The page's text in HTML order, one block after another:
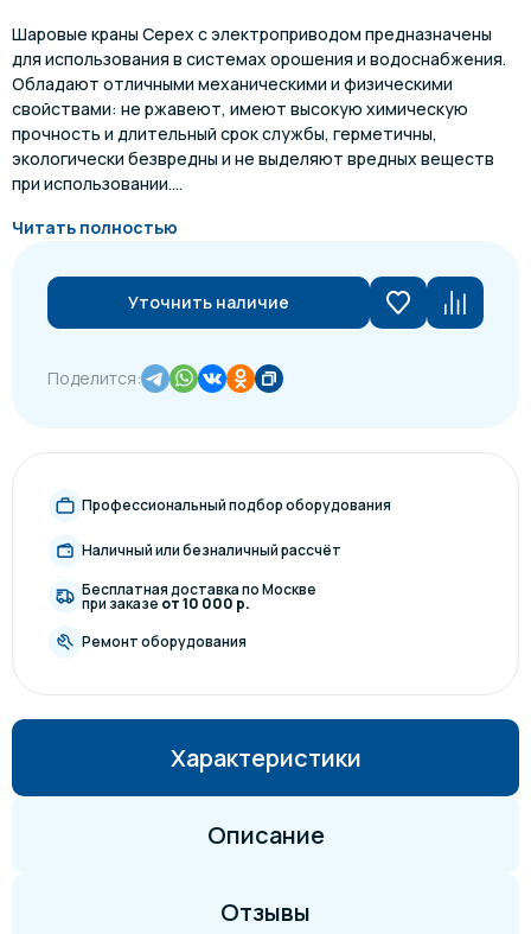
Шаровые краны Cepex с электроприводом предназначены
для использования в системах орошения и водоснабжения.
Обладают отличными механическими и физическими
свойствами: не ржавеют, имеют высокую химическую
прочность и длительный срок службы, герметичны,
экологически безвредны и не выделяют вредных веществ
при использовании....
Читать полностью
Уточнить наличие
Поделится:
Профессиональный подбор оборудования
Наличный или безналичный рассчёт
Бесплатная доставка по Москве
при заказе от 10 000 р.
Ремонт оборудования
Характеристики
Описание
Отзывы